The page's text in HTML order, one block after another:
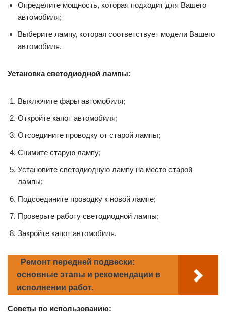
Определите мощность, которая подходит для Вашего
автомобиля;
Выберите лампу, которая соответствует модели Вашего
автомобиля.
Установка светодиодной лампы:
Выключите фары автомобиля;
Откройте капот автомобиля;
Отсоедините проводку от старой лампы;
Снимите старую лампу;
Установите светодиодную лампу на место старой
лампы;
Подсоедините проводку к новой лампе;
Проверьте работу светодиодной лампы;
Закройте капот автомобиля.
Ремонт передней подвески:
основные этапы и рекомендации в
исполнении работ.
Советы по использованию: